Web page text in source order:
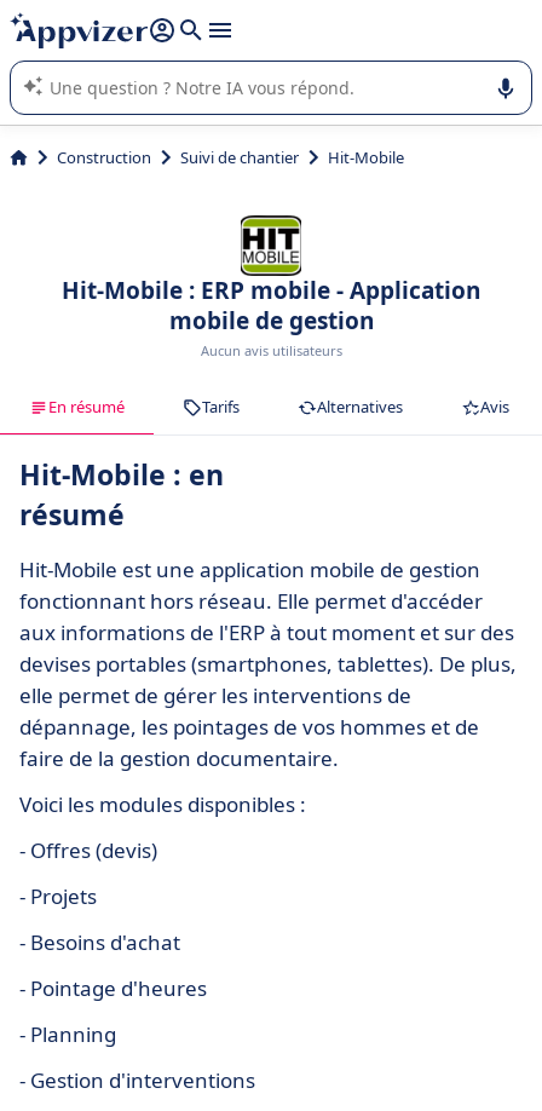
répondre (plusieurs lignes avec
L'IA de Appvizer vous guide dans l'utilisation ou la sélection de
logiciel SaaS en entreprise.
Construction Suivi de chantier Hit-Mobile
Hit-Mobile : ERP mobile - Application
mobile de gestion
Aucun avis utilisateurs
En résumé Tarifs Alternatives Avis
Hit-Mobile : en
résumé
Hit-Mobile est une application mobile de gestion
fonctionnant hors réseau. Elle permet d'accéder
aux informations de l'ERP à tout moment et sur des
devises portables (smartphones, tablettes). De plus,
elle permet de gérer les interventions de
dépannage, les pointages de vos hommes et de
faire de la gestion documentaire.
Voici les modules disponibles :
- Offres (devis)
- Projets
- Besoins d'achat
- Pointage d'heures
- Planning
- Gestion d'interventions